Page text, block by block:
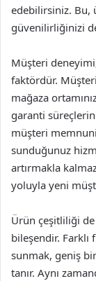
edebilirsiniz. Bu,
güvenilirliğinizi
Müşteri
faktördür.
mağaza
garanti
müşteri
sunduğunuz
artırmakla
yoluyla yeni
Ürün çeşitliliği
bileşendir. Farklı
sunmak, geniş
tanır. Aynı